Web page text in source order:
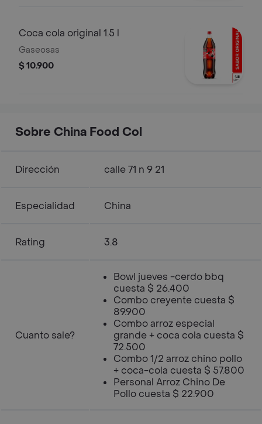
Coca cola original 1.5 l
Gaseosas
$ 10.900
Sobre China Food Col
Dirección calle 71 n 9 21
Especialidad China
Rating 3.8
Cuanto sale?
Bowl jueves -cerdo bbq
cuesta $ 26.400
Combo creyente cuesta $
89.900
Combo arroz especial
grande + coca cola cuesta $
72.500
Combo 1/2 arroz chino pollo
+ coca-cola cuesta $ 57.800
Personal Arroz Chino De
Pollo cuesta $ 22.900